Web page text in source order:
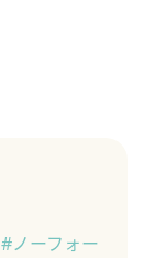
#ノーフォー